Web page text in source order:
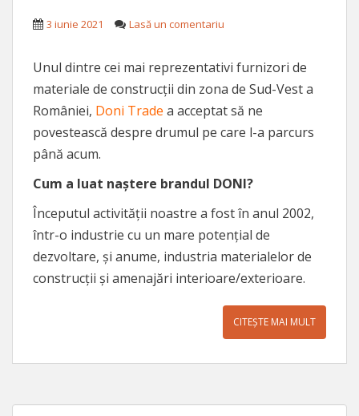
3 iunie 2021 Lasă un comentariu
Unul dintre cei mai reprezentativi furnizori de
materiale de construcții din zona de Sud-Vest a
României, Doni Trade a acceptat să ne
povestească despre drumul pe care l-a parcurs
până acum.
Cum a luat naștere brandul DONI?
Începutul activității noastre a fost în anul 2002,
într-o industrie cu un mare potențial de
dezvoltare, și anume, industria materialelor de
construcții și amenajări interioare/exterioare.
CITEȘTE MAI MULT